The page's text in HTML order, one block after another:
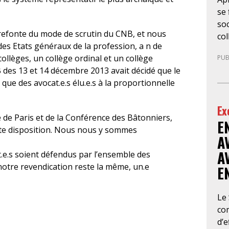
du mode de scrutin du CNB, et nous
Etats généraux de la profession, a n de
un collège ordinal et un collège
13 et 14 décembre 2013 avait décidé que le
des avocat.e.s élu.e.s à la proportionnelle
Paris et de la Conférence des Bâtonniers,
disposition. Nous nous y sommes
soient défendus par l’ensemble des
revendication reste la même, un.e
se